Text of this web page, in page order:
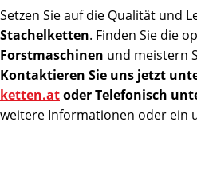
Setzen Sie auf die Qualität und
Stachelketten. Finden Sie die
Forstmaschinen und meistern
Kontaktieren Sie uns jetzt
ketten.atoder Telefonisch
weitere Informationen oder ein